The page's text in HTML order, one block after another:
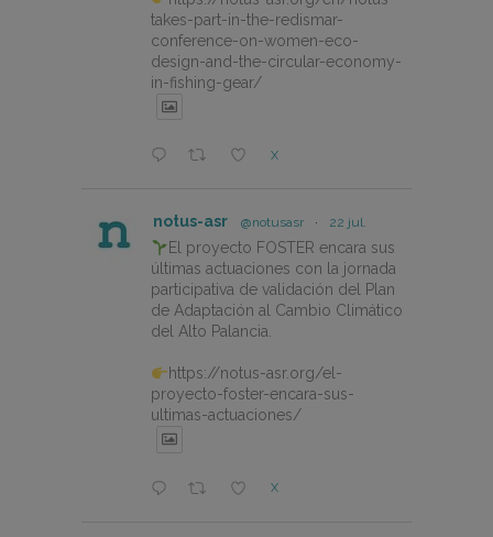
takes-part-in-the-redismar-
conference-on-women-eco-
design-and-the-circular-economy-
in-fishing-gear/
X
notus-asr @notusasr · 22 jul.
El proyecto FOSTER encara sus
últimas actuaciones con la jornada
participativa de validación del Plan
de Adaptación al Cambio Climático
del Alto Palancia.
https://notus-asr.org/el-
proyecto-foster-encara-sus-
ultimas-actuaciones/
X